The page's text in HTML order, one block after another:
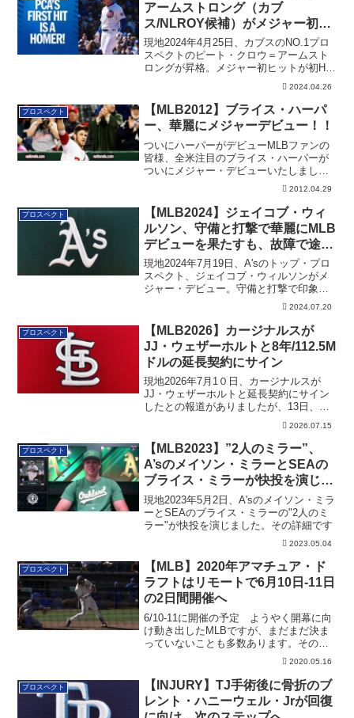
アームストロング（カブ
ス/NLROY候補）がメジャー初
HRを放つ！
現地2024年4月25日、カブスのNO.1プロ
スペクトのピート・クロウ＝アームスト
ロングが昇格。メジャー初ヒットが初HR
2024.04.26
プロスペクト
【MLB2012】ブライス・ハーパ
ー、華麗にメジャーデビュー！！
ついにハーパーがデビューMLBファンの
皆様、全米注目のブライス・ハーパーが
ついにメジャー・デビューいたしまし
2012.04.29
プロスペクト
【MLB2024】ジェイコブ・ウィ
ルソン、守備と打撃で華麗にMLB
デビューを果たすも、故障で途中
交代
現地2024年7月19日、A'sのトップ・プロ
スペクト、ジェイコブ・ウィルソンがメ
ジャー・デビュー。守備と打撃で印象的
なプレーをするも、故障で途中交代に。
2024.07.20
プロスペクト
【MLB2026】カージナルスが
JJ・ウェザーホルトと8年/112.5M
ドルの延長契約にサイン
現地2026年7月1０日、カージナルスが
JJ・ウェザーホルトと延長契約にサイン
したとの報道がありましたが、13日、そ
の詳細が判明しました（8年/$112.5M）。
2026.07.15
プロスペクト
【MLB2023】”2人のミラー”、
A’sのメイソン・ミラーとSEAの
ブライス・ミラーが快投を演じ
る！
現地2023年5月2日、A'sのメイソン・ミラ
ーとSEAのブライス・ミラーの"2人のミ
ラー"が快投を演じました。その詳細です
2023.05.04
プロスペクト
【MLB】2020年アマチュア・ド
ラフトはリモートで6月10日-11日
の2日間開催へ
6/10-11に開催の予定 ようやく開幕に向
け動き出したMLBですが、まだまだ決ま
っていないことも多数あります。その一
2020.05.16
プロスペクト
【INJURY】TJ手術後に骨折のブ
レント・ハニーウェル・Jrが回復